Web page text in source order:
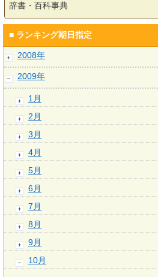
辞書・百科事典
■ ランキング期日指定
2008年
2009年
1月
2月
3月
4月
5月
6月
7月
8月
9月
10月